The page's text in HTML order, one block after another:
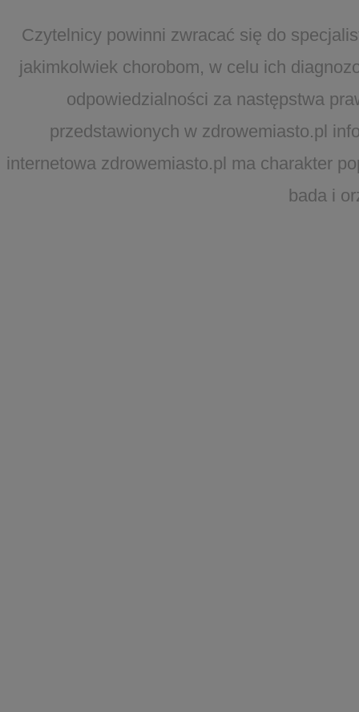
Czytelnicy powinni zwracać się do
jakimkolwiek chorobom, w celu ich
odpowiedzialności za następstwa
przedstawionych w zdrowemiasto.pl
internetowa zdrowemiasto.pl ma charakter
bada i